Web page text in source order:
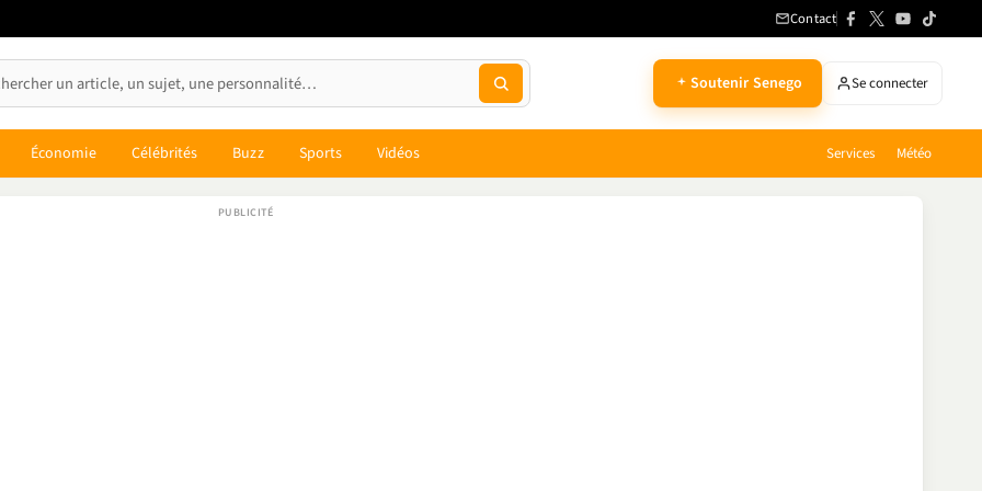
Contact
Soutenir Senego Se connecter
Économie Célébrités Buzz Sports Vidéos Services Météo